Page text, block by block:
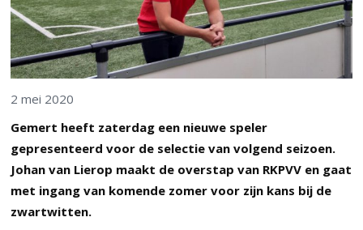
2 mei 2020
Gemert heeft zaterdag een nieuwe speler
gepresenteerd voor de selectie van volgend seizoen.
Johan van Lierop maakt de overstap van RKPVV en gaat
met ingang van komende zomer voor zijn kans bij de
zwartwitten.